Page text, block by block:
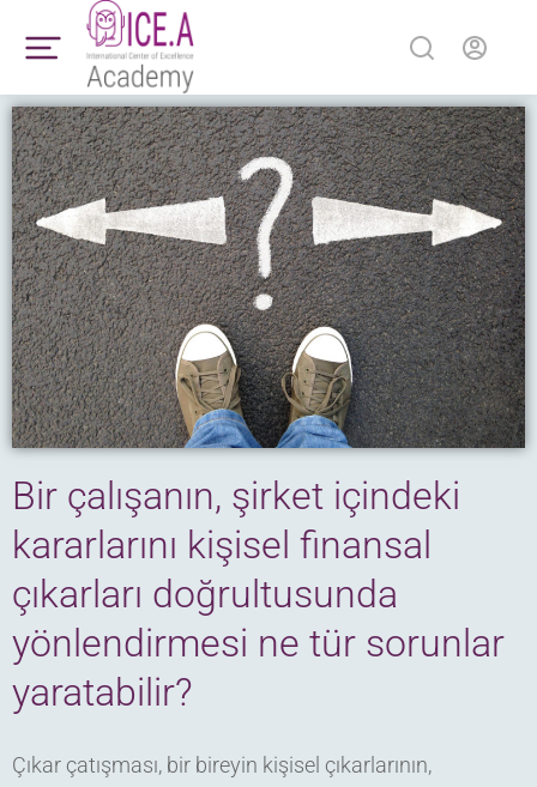
Bir çalışanın, şirket içindeki
kararlarını kişisel finansal
çıkarları doğrultusunda
yönlendirmesi ne tür sorunlar
yaratabilir?
Çıkar çatışması, bir bireyin kişisel çıkarlarının,